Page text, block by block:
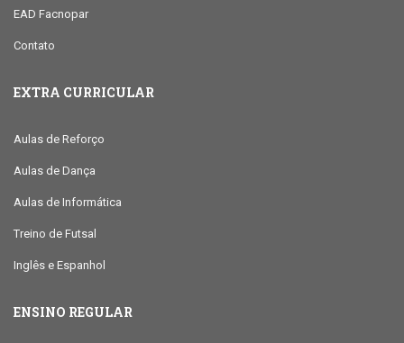
EAD Facnopar
Contato
EXTRA CURRICULAR
Aulas de Reforço
Aulas de Dança
Aulas de Informática
Treino de Futsal
Inglês e Espanhol
ENSINO REGULAR